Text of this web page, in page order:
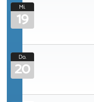
Mi.
19
Do.
20